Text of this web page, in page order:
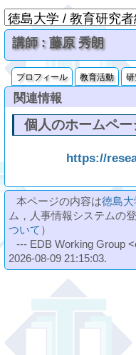
講師 : 藤原 秀朗
プロフィール 教育活動
関連情報
個人のホームペー
https://
本ページの内容は徳島
ム，人事情報システムの
ついて ）
--- EDB Working Group
2026-08-09 21:15:03.